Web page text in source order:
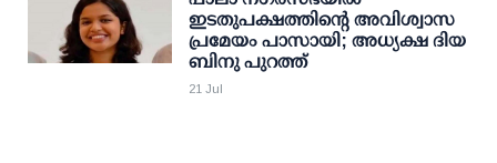
ഇടതുപക്ഷത്തിന്റെ അവിശ്വാസ
പ്രമേയം പാസായി; അധ്യക്ഷ ദിയ
ബിനു പുറത്ത്
21 Jul